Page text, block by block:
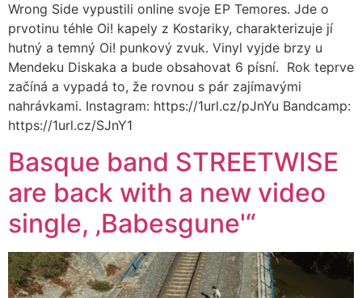
Wrong Side vypustili online svoje EP Temores. Jde o
prvotinu téhle Oi! kapely z Kostariky, charakterizuje jí
hutný a temný Oi! punkový zvuk. Vinyl vyjde brzy u
Mendeku Diskaka a bude obsahovat 6 písní. Rok teprve
začíná a vypadá to, že rovnou s pár zajímavými
nahrávkami. Instagram: https://1url.cz/pJnYu Bandcamp:
https://1url.cz/SJnY1
Basque band STREETWISE
are back with a new video
single, ‚Babesgune'“